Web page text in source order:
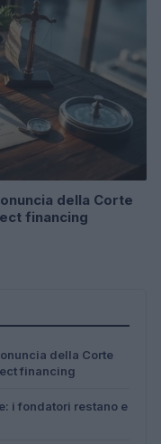
della Corte
financing
della Corte
financing
i fondatori restano e